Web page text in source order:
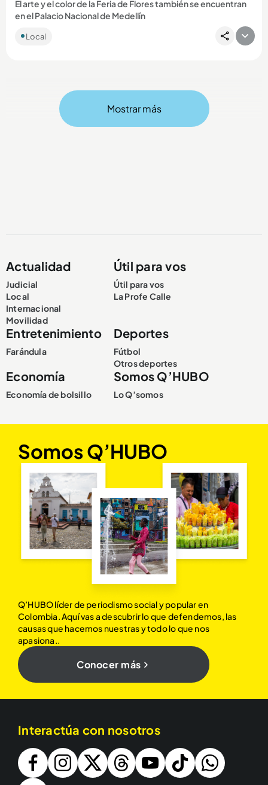
El arte y el color de la Feria de Flores también se encuentran
en el Palacio Nacional de Medellín
Local
Mostrar más
Actualidad
Judicial
Local
Internacional
Movilidad
Útil para vos
Útil para vos
La Profe Calle
Entretenimiento
Farándula
Deportes
Fútbol
Otros deportes
Economía
Economía de bolsillo
Somos Q’HUBO
Lo Q’somos
Somos Q’HUBO
Q’HUBO líder de periodismo social y popular en
Colombia. Aquí vas a descubrir lo que defendemos, las
causas que hacemos nuestras y todo lo que nos
apasiona..
Conocer más
Interactúa con nosotros